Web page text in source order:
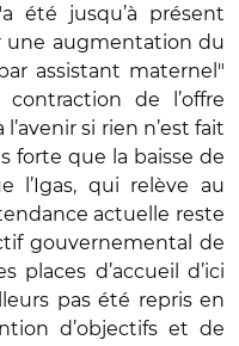
été jusqu’à présent
une augmentation du
assistant maternel"
de l’offre
si rien n’est fait
forte que la baisse de
l’Igas, qui relève au
actuelle reste
gouvernemental de
places d’accueil d’ici
pas été repris en
d’objectifs et de